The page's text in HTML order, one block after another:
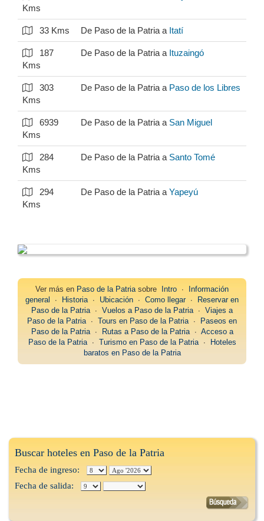
Kms
33 Kms De Paso de la Patria a Itatí
187
Kms
De Paso de la Patria a Ituzaingó
303
Kms
De Paso de la Patria a Paso de los Libres
6939
Kms
De Paso de la Patria a San Miguel
284
Kms
De Paso de la Patria a Santo Tomé
294
Kms
De Paso de la Patria a Yapeyú
Ver más en Paso de la Patria sobre Intro ∙
Información
general
∙ Historia ∙ Ubicación ∙ Como llegar∙
Reservar en
Paso de la Patria ∙ Vuelos a Paso de la Patria ∙ Viajes a
Paso de la Patria ∙ Tours en Paso de la Patria ∙
Paseos en
Paso de la Patria∙ Rutas a Paso de la Patria∙ Acceso a
Paso de la Patria∙ Turismo en Paso de la Patria∙
Hoteles
baratos en Paso de la Patria
Buscar hoteles en Paso de la Patria
Fecha de ingreso:
Fecha de salida: